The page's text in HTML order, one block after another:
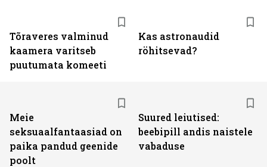
Tõraveres valminud
kaamera varitseb
puutumata komeeti
Kas astronaudid
röhitsevad?
Meie
seksuaalfantaasiad on
paika pandud geenide
poolt
Suured leiutised:
beebipill andis naistele
vabaduse